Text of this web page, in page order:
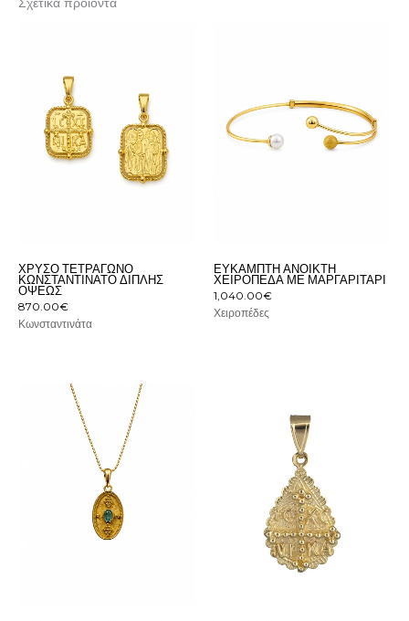
ΧΡΥΣΌ ΤΕΤΡΆΓΩΝΟ
ΚΩΝΣΤΑΝΤΙΝΆΤΟ ΔΙΠΛΉΣ
ΌΨΕΩΣ
870.00€
Κωνσταντινάτα
ΕΎΚΑΜΠΤΗ ΑΝΟΙΚΤΉ
ΧΕΙΡΟΠΈΔΑ ΜΕ ΜΑΡΓΑΡΙΤΆΡΙ
1,040.00€
Χειροπέδες